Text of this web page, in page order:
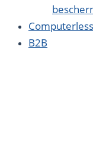
B2B